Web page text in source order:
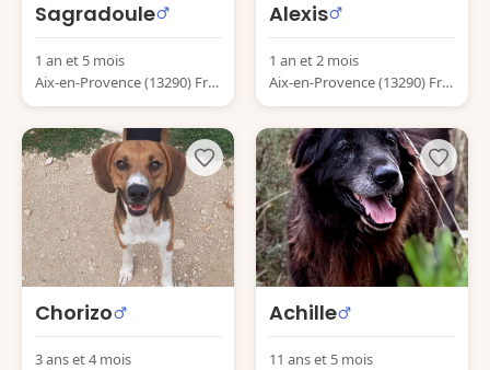
Sagradoule
1 an et 5 mois
Aix-en-Provence (13290) Fra
nce
Alexis
1 an et 2 mois
Aix-en-Provence (13290) Fra
nce
Chorizo
3 ans et 4 mois
Achille
11 ans et 5 mois